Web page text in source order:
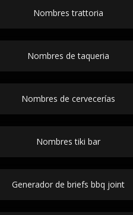
Nombres trattoria
Nombres de taqueria
Nombres de cervecerías
Nombres tiki bar
Generador de briefs bbq joint